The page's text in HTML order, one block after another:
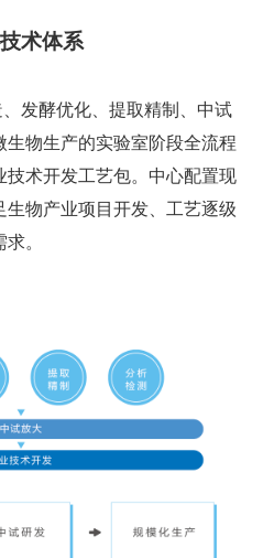
术体系
发酵优化、提取精制、中试
物生产的实验室阶段全流程
技术开发工艺包。中心配置现
物产业项目开发、工艺逐级
。